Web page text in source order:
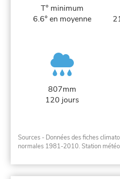
T° minimum
6.6° en moyenne
807mm
120 jours
Sources - Données des fiches
normales 1981-2010. Station